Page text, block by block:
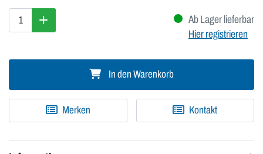
Ab Lager lieferbar
Hier registrieren
In den Warenkorb
Merken Kontakt